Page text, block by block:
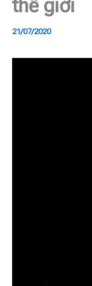
thế giới
21/07/2020